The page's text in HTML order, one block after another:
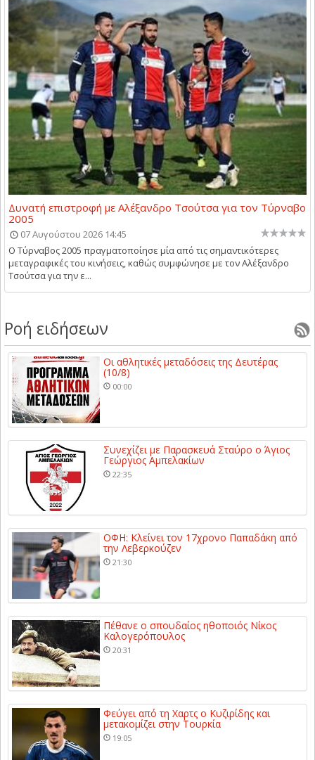
Δυνατή επιστροφή με Αλέξανδρο Τσούτσα για τον Τύρναβο
2005
07 Αυγούστου 2026 14:45
Ο Τύρναβος 2005 πραγματοποίησε μία από τις σημαντικότερες
μεταγραφικές του κινήσεις, καθώς συμφώνησε με τον Αλέξανδρο
Τσούτσα για την ε...
Ροή ειδήσεων
Οι αθλητικές μεταδόσεις της Δευτέρας
(10/8)
00:00
Συνεχίζει με Παρασκευά Σταύρο ο Άγιος
Γεώργιος Αμπελακίων
22:35
ΟΦΗ: Κλείνει τον 17χρονο Παπαδάκη από
την Λεβερκούζεν
21:30
Πέθανε ο σπουδαίος ηθοποιός Νίκος
Καλογερόπουλος
20:31
Φεύγει από τη Χαρτς ο Κυζιρίδης και
μετακομίζει στην Τουρκία
19:05